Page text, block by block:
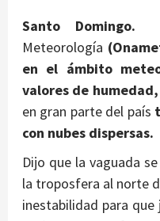
Santo Domingo.
Meteorología
en el ámbito
valores de
en gran parte del país
con nubes dispersas.
Dijo que la vaguada
la troposfera al norte
inestabilidad para